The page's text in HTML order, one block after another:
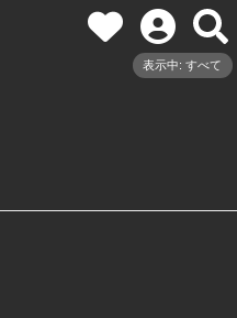
表示中: すべて